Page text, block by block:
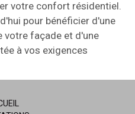
votre confort résidentiel.
pour bénéficier d'une
votre façade et d'une
à vos exigences